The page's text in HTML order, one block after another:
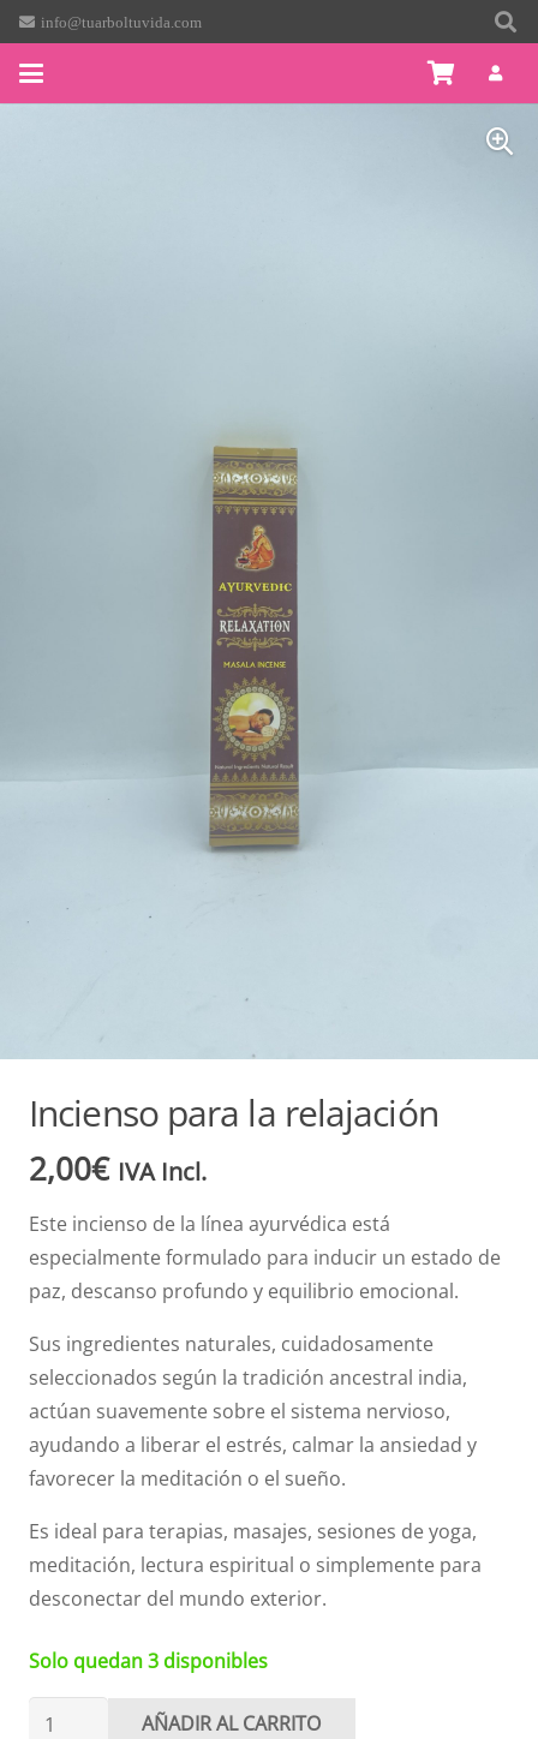
info@tuarboltuvida.com
Incienso para la relajación
2,00€ IVA Incl.
Este incienso de la línea ayurvédica está
especialmente formulado para inducir un estado de
paz, descanso profundo y equilibrio emocional.
Sus ingredientes naturales, cuidadosamente
seleccionados según la tradición ancestral india,
actúan suavemente sobre el sistema nervioso,
ayudando a liberar el estrés, calmar la ansiedad y
favorecer la meditación o el sueño.
Es ideal para terapias, masajes, sesiones de yoga,
meditación, lectura espiritual o simplemente para
desconectar del mundo exterior.
Solo quedan 3 disponibles
Incienso
AÑADIR AL CARRITO